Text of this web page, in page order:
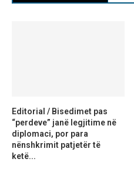
Editorial / Bisedimet pas
“perdeve” janë legjitime në
diplomaci, por para
nënshkrimit patjetër të
ketë...